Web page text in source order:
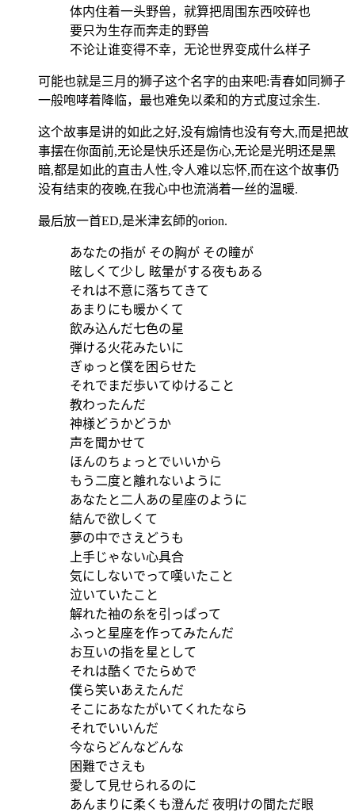
体内住着一头野兽，就算把周围东西咬碎也
要只为生存而奔走的野兽
不论让谁变得不幸，无论世界变成什么样子
可能也就是三月的狮子这个名字的由来吧:青春如同狮子
一般咆哮着降临，最也难免以柔和的方式度过余生.
这个故事是讲的如此之好,没有煽情也没有夸大,而是把故
事摆在你面前,无论是快乐还是伤心,无论是光明还是黑
暗,都是如此的直击人性,令人难以忘怀,而在这个故事仍
没有结束的夜晚,在我心中也流淌着一丝的温暖.
最后放一首ED,是米津玄師的orion.
あなたの指が その胸が その瞳が
眩しくて少し 眩暈がする夜もある
それは不意に落ちてきて
あまりにも暖かくて
飲み込んだ七色の星
弾ける火花みたいに
ぎゅっと僕を困らせた
それでまだ歩いてゆけること
教わったんだ
神様どうかどうか
声を聞かせて
ほんのちょっとでいいから
もう二度と離れないように
あなたと二人あの星座のように
結んで欲しくて
夢の中でさえどうも
上手じゃない心具合
気にしないでって嘆いたこと
泣いていたこと
解れた袖の糸を引っぱって
ふっと星座を作ってみたんだ
お互いの指を星として
それは酷くでたらめで
僕ら笑いあえたんだ
そこにあなたがいてくれたなら
それでいいんだ
今ならどんなどんな
困難でさえも
愛して見せられるのに
あんまりに柔くも澄んだ 夜明けの間ただ眼